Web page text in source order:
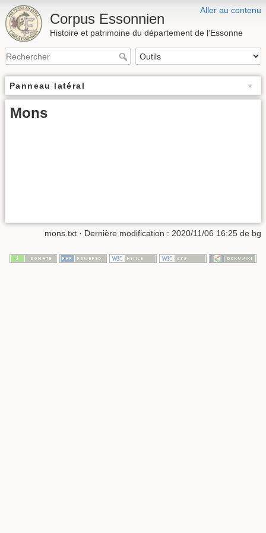
Aller au contenu
Corpus Essonnien
Histoire et patrimoine du département de l'Essonne
Panneau latéral
Mons
mons.txt · Dernière modification : 2020/11/06 16:25 de bg